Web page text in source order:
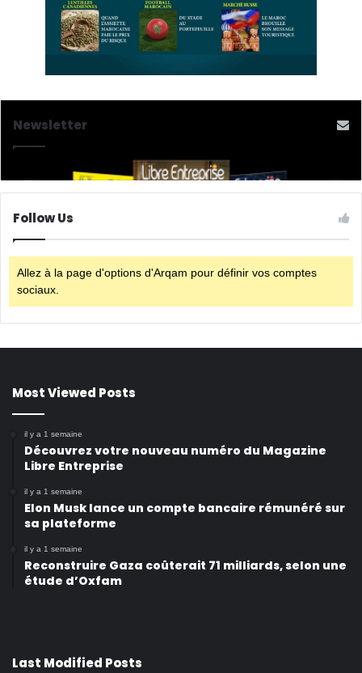
Newsletter
Follow Us
Allez à la page d'options d'Arqam pour définir vos comptes
sociaux.
Most Viewed Posts
il y a 1 semaine
Découvrez votre nouveau numéro du Magazine
Libre Entreprise
il y a 1 semaine
Elon Musk lance un compte bancaire rémunéré sur
sa plateforme
il y a 1 semaine
Reconstruire Gaza coûterait 71 milliards, selon une
étude d’Oxfam
Last Modified Posts